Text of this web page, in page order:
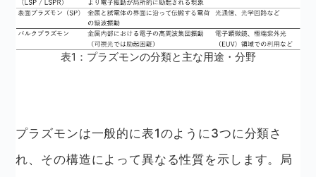
表1：プラズモンの分類と主な用途・分野
プラズモンは一般的に表1のように3つに分類さ
れ、その構造によって異なる性質を示します。局